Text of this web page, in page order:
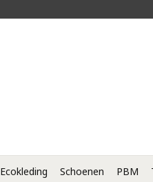
Ecokleding Schoenen PBM